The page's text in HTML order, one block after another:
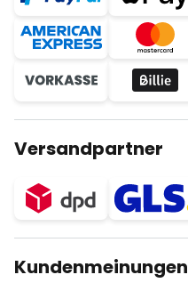
Versandpartner
Kundenmeinungen